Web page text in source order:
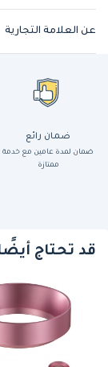
عن العلامة التجارية
ضمان رائع
ضمان لمدة عامين مع خدمة
ممتازة
قد تحتاج